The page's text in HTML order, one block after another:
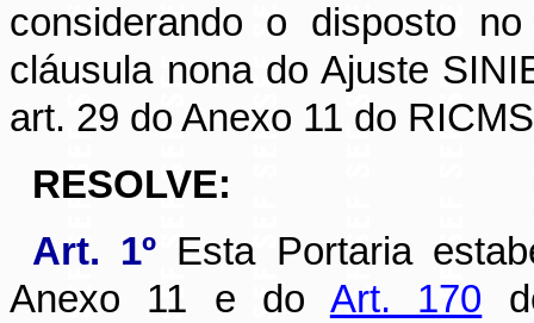
considerando o disposto
cláusula nona do Ajuste
art. 29 do Anexo 11 do
RESOLVE:
Art. 1º Esta Portaria
Anexo 11 e do Art. 170